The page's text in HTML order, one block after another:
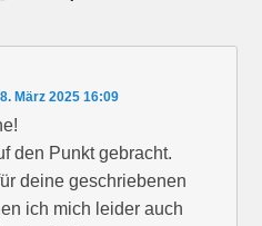
8. März 2025 16:09
den Punkt gebracht.
deine geschriebenen
ich mich leider auch